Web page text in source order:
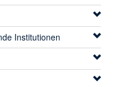
Institutionen